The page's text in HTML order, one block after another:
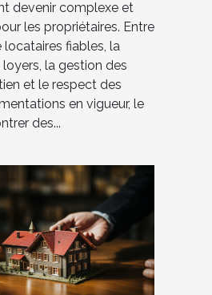
devenir complexe et
les propriétaires. Entre
locataires fiables, la
la gestion des
et le respect des
en vigueur, le
des...